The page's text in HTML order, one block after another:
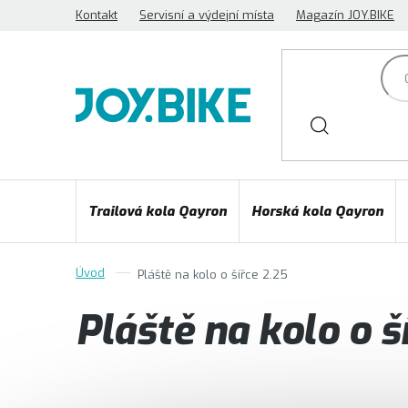
Kontakt Servisní a výdejní místa Magazín JOY.BIKE
Trailová kola Qayron Horská kola Qayron
Pláště na kolo o šířce 2.25
Pláště na kolo o